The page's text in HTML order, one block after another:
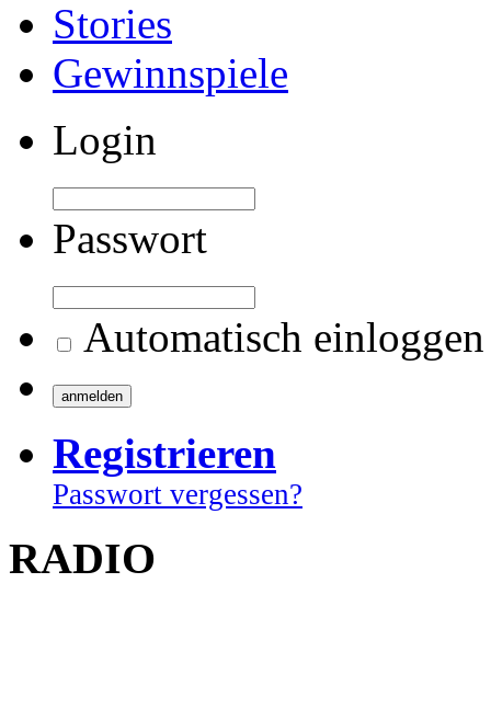
Stories
Gewinnspiele
Login
Passwort
Automatisch einloggen
Registrieren
Passwort vergessen?
RADIO